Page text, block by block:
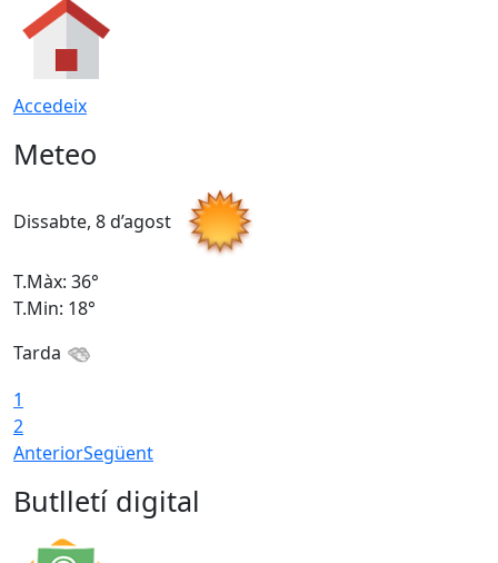
Accedeix
Meteo
Dissabte, 8 d’agost
T.Màx: 36°
T.Min: 18°
Tarda
1
2
AnteriorSegüent
Butlletí digital